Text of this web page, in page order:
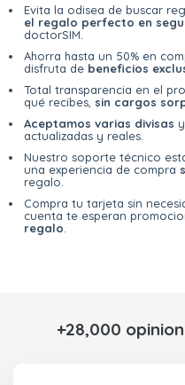
Evita la odisea de buscar
el regalo perfecto en
doctorSIM.
Ahorra hasta un 50% en
disfruta de beneficios
Total transparencia en el
qué recibes, sin cargos
Aceptamos varias divisas
actualizadas y reales.
Nuestro soporte técnico
una experiencia de compra
regalo.
Compra tu tarjeta sin
cuenta te esperan
regalo
+28,000